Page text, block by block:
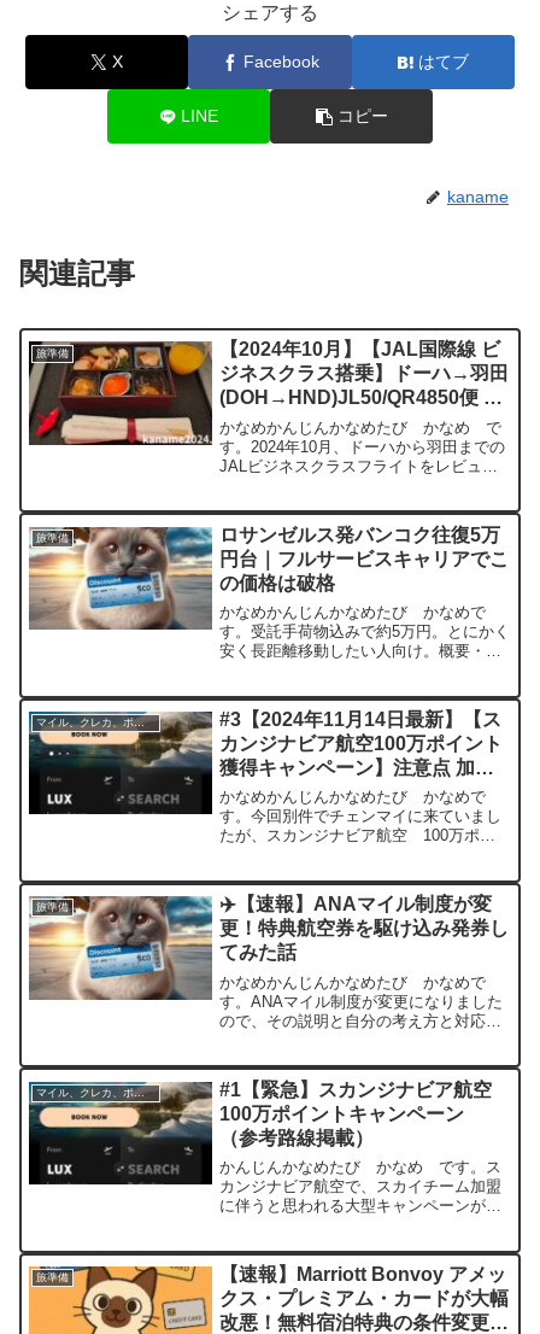
シェアする
X Facebook はてブ
LINE コピー
kaname
関連記事
旅準備
【2024年10月】【JAL国際線 ビ
ジネスクラス搭乗】ドーハ→羽田
(DOH→HND)JL50/QR4850便 12
時間フライトレビュー！シート、
食事、アメニティ、タクシーチケ
ット
かなめかんじんかなめたび かなめ で
す。2024年10月、ドーハから羽田までの
JALビジネスクラスフライトをレビュー
しくなりました。座席は、ビジネス、プ
レエコ、エコノミ...
旅準備
ロサンゼルス発バンコク往復5万
円台｜フルサービスキャリアでこ
の価格は破格
かなめかんじんかなめたび かなめで
す。受託手荷物込みで約5万円。とにかく
安く長距離移動したい人向け。概要・航
（往復）・日程例：10月14日〜18日・ク
ラス：エコ...
マイル、クレカ、ポイ活
#3【2024年11月14日最新】【ス
カンジナビア航空100万ポイント
獲得キャンペーン】注意点 加算
対象チケットクラス
かなめかんじんかなめたび かなめで
す。今回別件でチェンマイに来ていまし
たが、スカンジナビア航空 100万ポイ
に渡って分割して修行する事にしまし
た。無理無く、コスパ...
旅準備
✈️【速報】ANAマイル制度が変
更！特典航空券を駆け込み発券し
てみた話
かなめかんじんかなめたび かなめで
す。ANAマイル制度が変更になりました
ので、その説明と自分の考え方と対応を
が大きく変わりました。自分のように長
年ANAマ...
マイル、クレカ、ポイ活
#1【緊急】スカンジナビア航空
100万ポイントキャンペーン
（参考路線掲載）
かんじんかなめたび かなめ です。ス
カンジナビア航空で、スカイチーム加盟
に伴うと思われる大型キャンペーンが始
にしましたので、そちらも併せてご紹介
します。1. ユーロボー...
旅準備
【速報】Marriott Bonvoy アメッ
クス・プレミアム・カードが大幅
改悪！無料宿泊特典の条件変更と